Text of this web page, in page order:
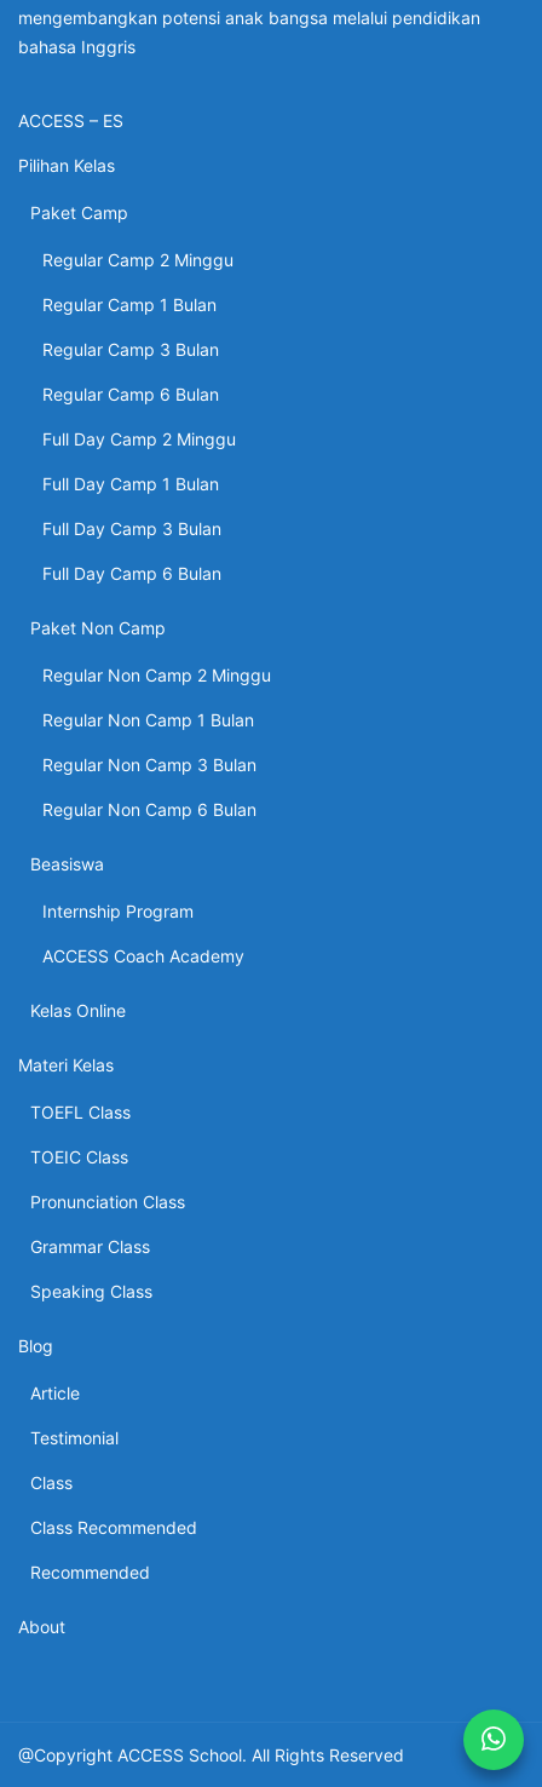
mengembangkan potensi anak bangsa melalui pendidikan
bahasa Inggris
ACCESS – ES
Pilihan Kelas
Paket Camp
Regular Camp 2 Minggu
Regular Camp 1 Bulan
Regular Camp 3 Bulan
Regular Camp 6 Bulan
Full Day Camp 2 Minggu
Full Day Camp 1 Bulan
Full Day Camp 3 Bulan
Full Day Camp 6 Bulan
Paket Non Camp
Regular Non Camp 2 Minggu
Regular Non Camp 1 Bulan
Regular Non Camp 3 Bulan
Regular Non Camp 6 Bulan
Beasiswa
Internship Program
ACCESS Coach Academy
Kelas Online
Materi Kelas
TOEFL Class
TOEIC Class
Pronunciation Class
Grammar Class
Speaking Class
Blog
Article
Testimonial
Class
Class Recommended
Recommended
About
@Copyright ACCESS School. All Rights Reserved